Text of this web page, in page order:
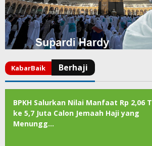
BPKH Salurkan Nilai Manfaat Rp 2,06 T
ke 5,7 Juta Calon Jemaah Haji yang
Menungg…